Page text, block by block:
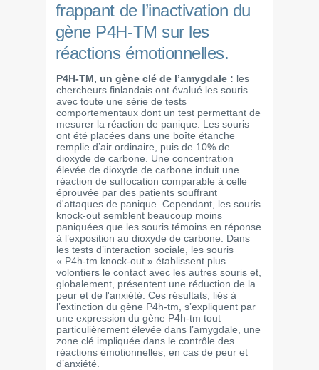
frappant de l’inactivation du
gène P4H-TM sur les
réactions émotionnelles.
P4H-TM, un gène clé de l’amygdale : les
chercheurs finlandais ont évalué les souris
avec toute une série de tests
comportementaux dont un test permettant de
mesurer la réaction de panique. Les souris
ont été placées dans une boîte étanche
remplie d’air ordinaire, puis de 10% de
dioxyde de carbone. Une concentration
élevée de dioxyde de carbone induit une
réaction de suffocation comparable à celle
éprouvée par des patients souffrant
d'attaques de panique. Cependant, les souris
knock-out semblent beaucoup moins
paniquées que les souris témoins en réponse
à l’exposition au dioxyde de carbone. Dans
les tests d’interaction sociale, les souris
« P4h-tm knock-out » établissent plus
volontiers le contact avec les autres souris et,
globalement, présentent une réduction de la
peur et de l'anxiété. Ces résultats, liés à
l’extinction du gène P4h-tm, s’expliquent par
une expression du gène P4h-tm tout
particulièrement élevée dans l’amygdale, une
zone clé impliquée dans le contrôle des
réactions émotionnelles, en cas de peur et
d’anxiété.